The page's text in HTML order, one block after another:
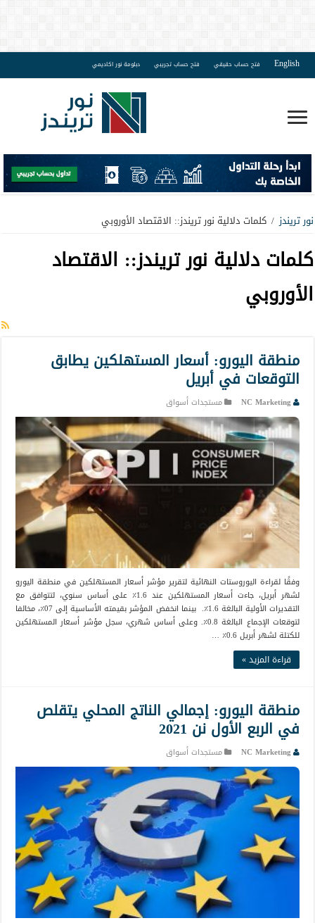
English فتح حساب حقيقي فتح حساب تجريبي دبلومة نور اكاديمي
نور تريندز / كلمات دلالية نور تريندز:: الاقتصاد الأوروبي
كلمات دلالية نور تريندز:: الاقتصاد
الأوروبي
منطقة اليورو: أسعار المستهلكين يطابق
التوقعات في أبريل
NC Marketing مستجدات أسواق
وفقًا لقراءة اليوروستات النهائية لتقرير مؤشر أسعار المستهلكين في منطقة اليورو
لشهر أبريل، جاءت أسعار المستهلكين عند 1.6٪ على أساس سنوي، لتتوافق مع
التقديرات الأولية البالغة 1.6٪. بينما انخفض المؤشر بقيمته الأساسية إلى 07٪، مخالفا
لتوقعات الإجماع البالغة 0.8٪. وعلى أساس شهري، سجل مؤشر أسعار المستهلكين
للكتلة لشهر أبريل 0.6٪ …
قراءة المزيد »
منطقة اليورو: إجمالي الناتج المحلي يتقلص
في الربع الأول نن 2021
NC Marketing مستجدات أسواق